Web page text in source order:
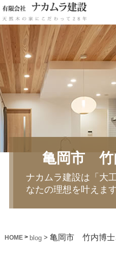
亀岡市 竹
ナカムラ建設は「大
なたの理想を叶えます
HOME> blog> 亀岡市 竹内博士